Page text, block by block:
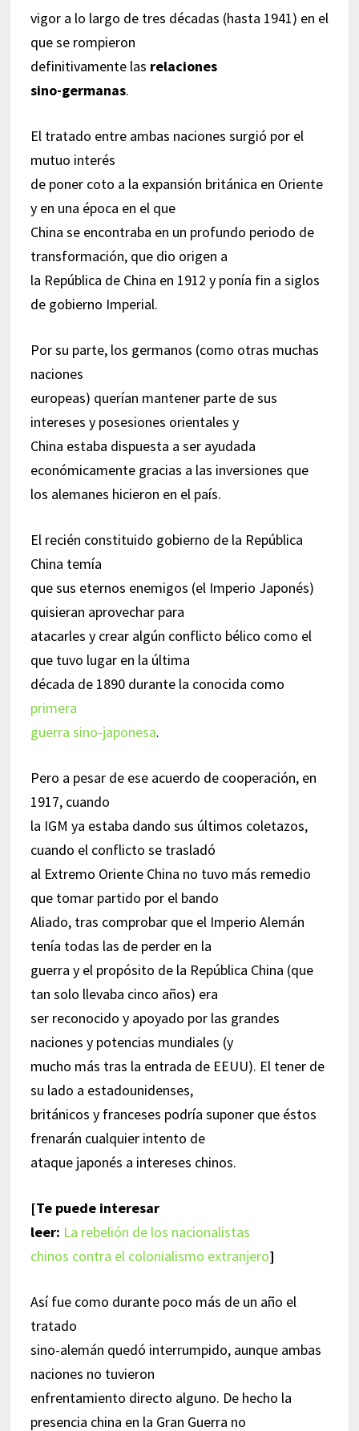
vigor a lo largo de tres décadas (hasta 1941) en el
que se rompieron
definitivamente las relaciones
sino-germanas.
El tratado entre ambas naciones surgió por el
mutuo interés
de poner coto a la expansión británica en Oriente
y en una época en el que
China se encontraba en un profundo periodo de
transformación, que dio origen a
la República de China en 1912 y ponía fin a siglos
de gobierno Imperial.
Por su parte, los germanos (como otras muchas
naciones
europeas) querían mantener parte de sus
intereses y posesiones orientales y
China estaba dispuesta a ser ayudada
económicamente gracias a las inversiones que
los alemanes hicieron en el país.
El recién constituido gobierno de la República
China temía
que sus eternos enemigos (el Imperio Japonés)
quisieran aprovechar para
atacarles y crear algún conflicto bélico como el
que tuvo lugar en la última
década de 1890 durante la conocida como
primera
guerra sino-japonesa.
Pero a pesar de ese acuerdo de cooperación, en
1917, cuando
la IGM ya estaba dando sus últimos coletazos,
cuando el conflicto se trasladó
al Extremo Oriente China no tuvo más remedio
que tomar partido por el bando
Aliado, tras comprobar que el Imperio Alemán
tenía todas las de perder en la
guerra y el propósito de la República China (que
tan solo llevaba cinco años) era
ser reconocido y apoyado por las grandes
naciones y potencias mundiales (y
mucho más tras la entrada de EEUU). El tener de
su lado a estadounidenses,
británicos y franceses podría suponer que éstos
frenarán cualquier intento de
ataque japonés a intereses chinos.
[Te puede interesar
leer: La rebelión de los nacionalistas
chinos contra el colonialismo extranjero]
Así fue como durante poco más de un año el
tratado
sino-alemán quedó interrumpido, aunque ambas
naciones no tuvieron
enfrentamiento directo alguno. De hecho la
presencia china en la Gran Guerra no